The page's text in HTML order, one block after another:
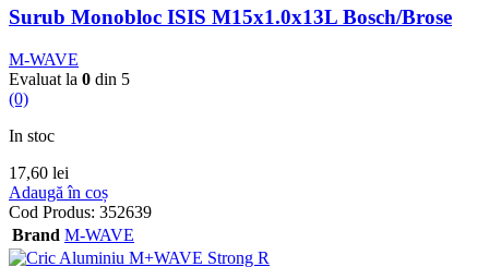
Surub Monobloc ISIS M15x1.0x13L Bosch/Brose
M-WAVE
Evaluat la 0 din 5
(0)
In stoc
17,60 lei
Adaugă în coș
Cod Produs: 352639
Brand M-WAVE